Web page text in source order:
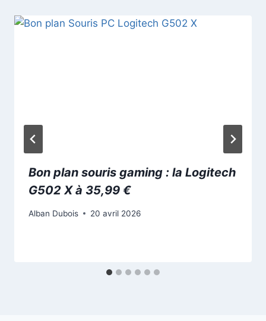
Bon plan souris gaming : la Logitech
G502 X à 35,99 €
Alban Dubois 20 avril 2026